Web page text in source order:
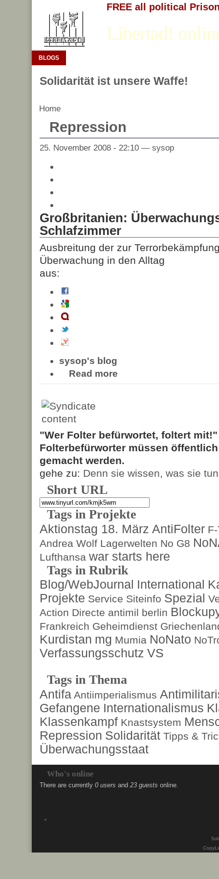
FREE all political
Libertad!
BLOGS
Solidarität ist unsere Waffe!
Home
Repression
25. November 2008 - 22:10 — sysop
Großbritanien:
Schlafzimmer
Ausbreitung der zur
Überwachung in den Alltag
aus:
sysop's blog
Read more
"Wer Folter befürwortet, foltert
Folterbefürworter müssen
gemacht werden.
gehe zu: Denn sie wissen, was sie tun
Short URL
Tags in Projekte
Aktionstag 18. März AntiFolter
Andrea Wolf Lagerwelten No G8
Lufthansa war starts here
Tags in Rubrik
Blog/WebJournal International
Projekte Service Siteinfo Spezial
Action Directe antimil berlin
Frankreich Geheimdienst
Kurdistan mg Mumia NoNato
Verfassungsschutz VS
Tags in Thema
Antifa Antiimperialismus
Gefangene Internationalismus
Klassenkampf Knastsystem
Repression Solidarität Tipps &
Überwachungsstaat
Who's online
There are currently 0 users and 23 guests online.